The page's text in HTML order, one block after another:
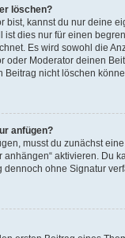
löschen?
bist, kannst du nur deine
dies nur für einen
Es wird sowohl die
oder Moderator deinen
nicht löschen
anfügen?
musst du zunächst
anhängen“ aktivieren.
ohne Signatur